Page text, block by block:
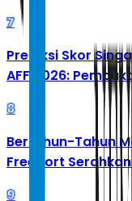
7
Prediksi Skor
AFF 2026:
8
Bertahun-Tahun
Freeport
9